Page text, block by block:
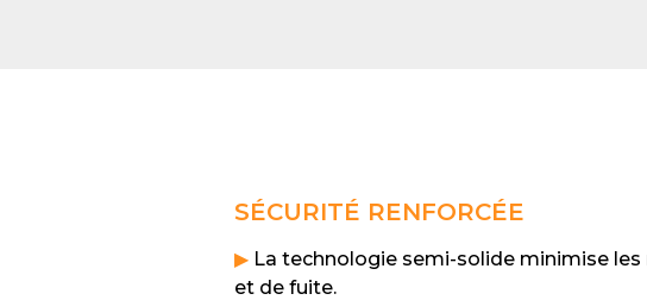
SÉCURITÉ RENFORCÉE
▶La technologie semi-solide minimise les
et de fuite.